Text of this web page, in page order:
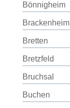
Bönnigheim
Brackenheim
Bretten
Bretzfeld
Bruchsal
Buchen